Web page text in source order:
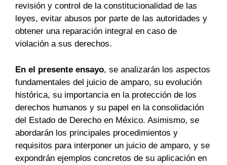
revisión y control de la constitucionalidad de las
leyes, evitar abusos por parte de las autoridades y
obtener una reparación integral en caso de
violación a sus derechos.
En el presente ensayo, se analizarán los aspectos
fundamentales del juicio de amparo, su evolución
histórica, su importancia en la protección de los
derechos humanos y su papel en la consolidación
del Estado de Derecho en México. Asimismo, se
abordarán los principales procedimientos y
requisitos para interponer un juicio de amparo, y se
expondrán ejemplos concretos de su aplicación en